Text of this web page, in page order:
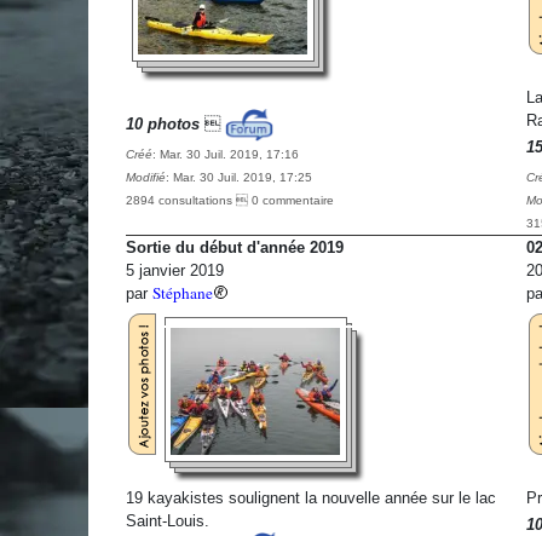
10 photos
Créé: Mar. 30 Juil. 2019, 17:16
Modifié: Mar. 30 Juil. 2019, 17:25
2894 consultations  0 commentaire
Sortie du début d'année 2019
5 janvier 2019
par Stéphane
19 kayakistes soulignent la nouvelle année sur le lac
Saint-Louis.